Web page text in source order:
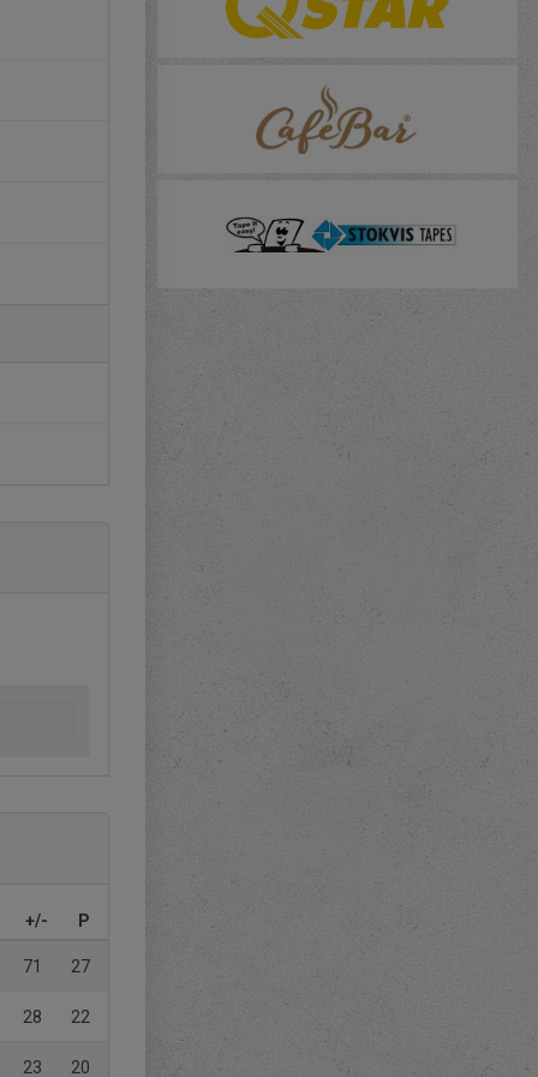
+/- P
71 27
28 22
23 20